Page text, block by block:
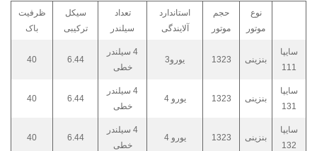
نوع
موتور
حجم
موتور
استاندارد
آلایندگی
تعداد
سیلندر
سیکل
ترکیبی
ظرفیت
باک
سایپا
111
بنزینی 1323 یورو3
4 سیلندر
خطی
6.44
40
سایپا
131
بنزینی 1323 یورو 4
4 سیلندر
خطی
6.44
40
سایپا
132
بنزینی 1323 یورو 4
4 سیلندر
خطی
6.44
40